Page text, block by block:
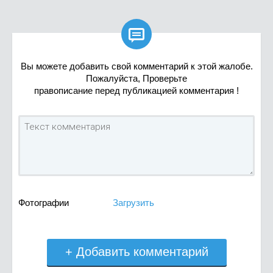

Вы можете добавить свой комментарий к этой жалобе.
Пожалуйста, Проверьте
правописание перед публикацией комментария !
Фотографии Загрузить
+ Добавить комментарий